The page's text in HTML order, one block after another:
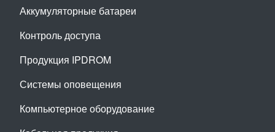
Аккумуляторные батареи
Контроль доступа
Продукция IPDROM
Системы оповещения
Компьютерное оборудование